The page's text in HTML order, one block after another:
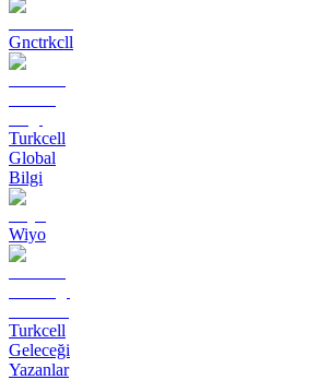
Gnctrkcll
Turkcell
Global
Bilgi
Wiyo
Turkcell
Geleceği
Yazanlar